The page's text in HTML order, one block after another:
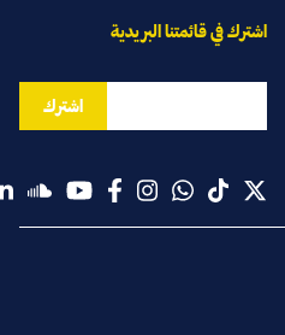
اشترك في قائمتنا البريدية
اشترك